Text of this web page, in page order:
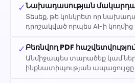
✓Նախադասության
Տեսեք, թե կոնկրետ որ
դրոշակված որպես AI-ի
✓ Բեռնվող PDF
Անմիջապես տարածեք կամ
ինքնատիպության ապացույցը